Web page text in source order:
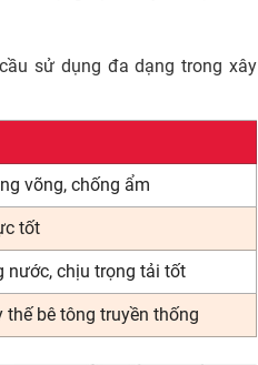
sử dụng đa dạng trong xây
võng, chống ẩm
tốt
nước, chịu trọng tải tốt
thế bê tông truyền thống